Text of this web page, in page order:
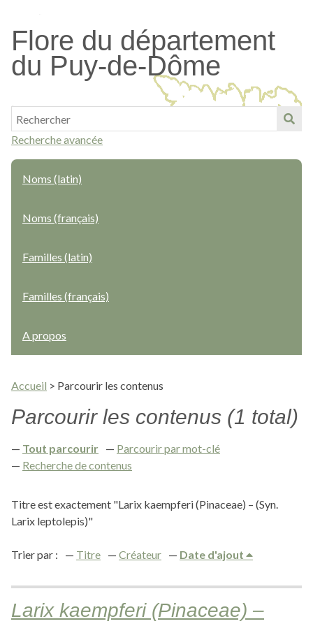
contenu
principal
Flore du département
du Puy-de-Dôme
Recherche avancée
Noms (latin)
Noms (français)
Familles (latin)
Familles (français)
A propos
Accueil > Parcourir les contenus
Parcourir les contenus (1 total)
Tout parcourir
Parcourir par mot-clé
Recherche de contenus
Titre est exactement "Larix kaempferi (Pinaceae) – (Syn.
Larix leptolepis)"
Trier par : Titre Créateur Date d'ajout
Larix kaempferi (Pinaceae) –